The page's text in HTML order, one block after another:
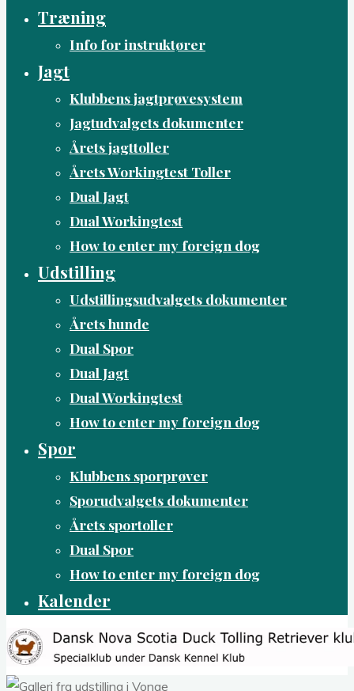
Træning
Info for instruktører
Jagt
Klubbens jagtprøvesystem
Jagtudvalgets dokumenter
Årets jagttoller
Årets Workingtest Toller
Dual Jagt
Dual Workingtest
How to enter my foreign dog
Udstilling
Udstillingsudvalgets dokumenter
Årets hunde
Dual Spor
Dual Jagt
Dual Workingtest
How to enter my foreign dog
Spor
Klubbens sporprøver
Sporudvalgets dokumenter
Årets sportoller
Dual Spor
How to enter my foreign dog
Kalender